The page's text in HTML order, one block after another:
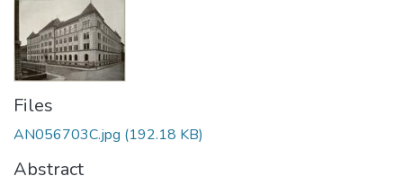
Files
AN056703C.jpg (192.18 KB)
Abstract